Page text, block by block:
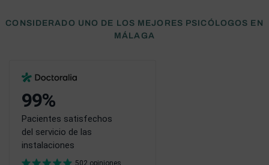
CONSIDERADO UNO DE LOS MEJORES PSICÓLOGOS EN
MÁLAGA